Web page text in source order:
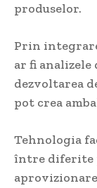
produselor.
Prin
ar fi analizele
dezvoltarea
pot crea
Tehnologia
între diferite